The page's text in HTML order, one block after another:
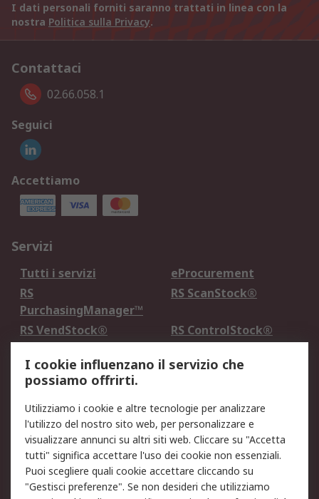
I dati personali forniti saranno trattati in linea con la
nostra Politica sulla Privacy.
Contattaci
02.66.058.1
Seguici
Accettiamo
Servizi
Tutti i servizi
eProcurement
RS
PurchasingManager™
RS ScanStock®
RS VendStock®
RS ControlStock®
Legale
Informativa Cookie
Informativa Privacy -
Aggiornata
Email Security
Termini d'uso
Condizioni di vendita
Condizioni generali di
servizio
I cookie influenzano il servizio che
possiamo offrirti.
Utilizziamo i cookie e altre tecnologie per analizzare
l'utilizzo del nostro sito web, per personalizzare e
visualizzare annunci su altri siti web. Cliccare su "Accetta
tutti" significa accettare l'uso dei cookie non essenziali.
Puoi scegliere quali cookie accettare cliccando su
"Gestisci preferenze". Se non desideri che utilizziamo